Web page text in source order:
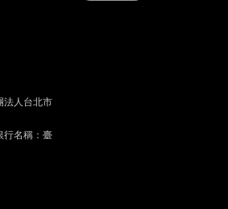
法人台北市
行名稱：臺